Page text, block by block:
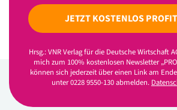
JETZT KOSTENLOS
Hrsg.: VNR Verlag für die Deutsche Wirtschaft
mich zum 100% kostenlosen Newsletter
können sich jederzeit über einen Link am
unter 0228 9550-130 abmelden.